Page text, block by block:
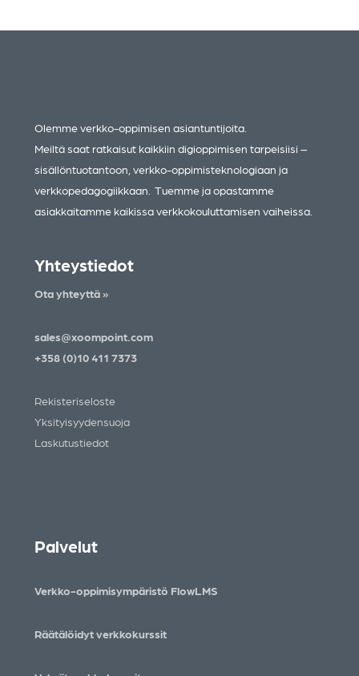
Olemme verkko-oppimisen asiantuntijoita.
Meiltä saat ratkaisut kaikkiin digioppimisen tarpeisiisi –
sisällöntuotantoon, verkko-oppimisteknologiaan ja
verkkopedagogiikkaan. Tuemme ja opastamme
asiakkaitamme kaikissa verkkokouluttamisen vaiheissa.
Yhteystiedot
Ota yhteyttä »
sales@xoompoint.com
+358 (0)10 411 7373
Rekisteriseloste
Yksityisyydensuoja
Laskutustiedot
Palvelut
Verkko-oppimisympäristö FlowLMS
Räätälöidyt verkkokurssit